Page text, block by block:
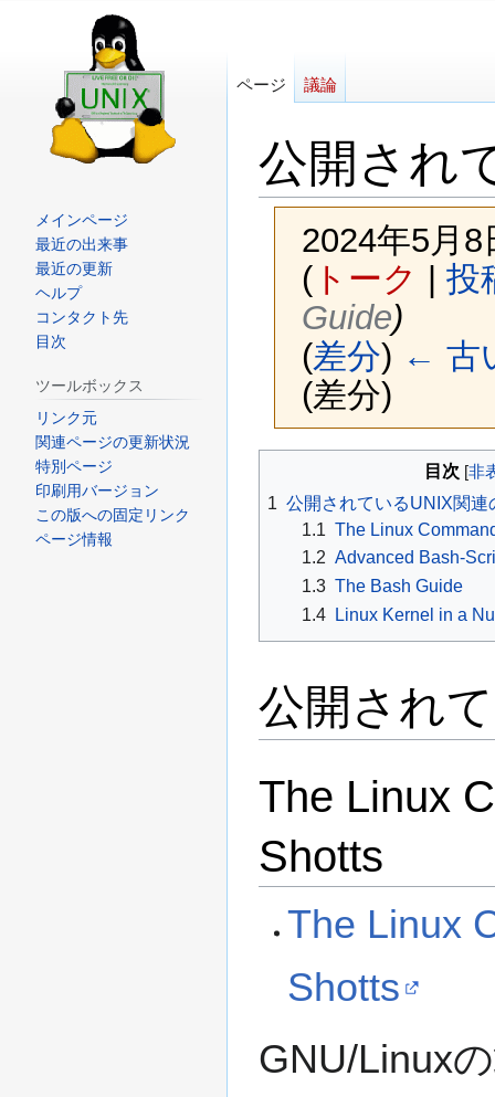
公開され
2024年5月
( トーク |投
Guide)
(差分) ← 古
(差分)
ビ
移
動
索
目次
1 公開されているUNIX関連
1.1 The Linux
1.2 Advanced Bash-
1.3 The Bash Guide
1.4
Linux Kernel in a
公開され
The Linux
Shotts
The Linux
Shotts
GNU/Linux
ページ 議論
メインページ
最近の出来事
最近の更新
ヘルプ
コンタクト先
目次
ツールボックス
リンク元
関連ページの更新状況
特別ページ
印刷用バージョン
この版への固定リンク
ページ情報